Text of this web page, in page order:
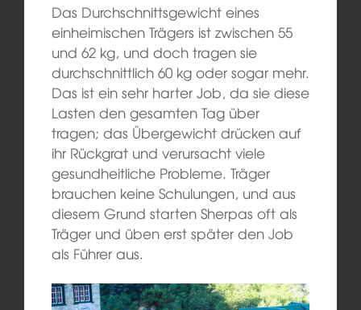
Das Durchschnittsgewicht eines
einheimischen Trägers ist zwischen 55
und 62 kg, und doch tragen sie
durchschnittlich 60 kg oder sogar mehr.
Das ist ein sehr harter Job, da sie diese
Lasten den gesamten Tag über
tragen; das Übergewicht drücken auf
ihr Rückgrat und verursacht viele
gesundheitliche Probleme. Träger
brauchen keine Schulungen, und aus
diesem Grund starten Sherpas oft als
Träger und üben erst später den Job
als Führer aus.